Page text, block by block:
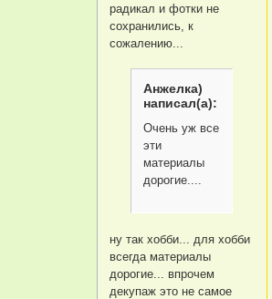
радикал и фотки не
сохранились, к
сожалению...
Анжелка)
написал(а):
Очень уж все
эти
материалы
дорогие....
ну так хобби... для хобби
всегда материалы
дорогие... впрочем
декупаж это не самое